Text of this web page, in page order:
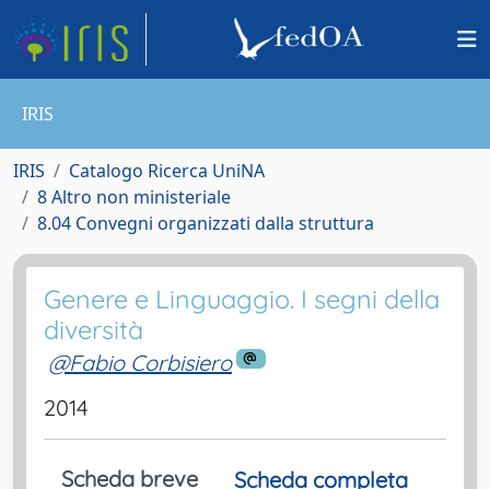
IRIS
IRIS
Catalogo Ricerca UniNA
8 Altro non ministeriale
8.04 Convegni organizzati dalla struttura
Genere e Linguaggio. I segni della
diversità
@Fabio Corbisiero
2014
Scheda breve
Scheda completa